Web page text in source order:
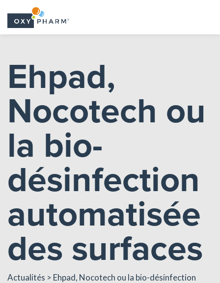
content
Ehpad,
Nocotech ou
la bio-
désinfection
automatisée
des surfaces
Actualités > Ehpad, Nocotech ou la bio-désinfection